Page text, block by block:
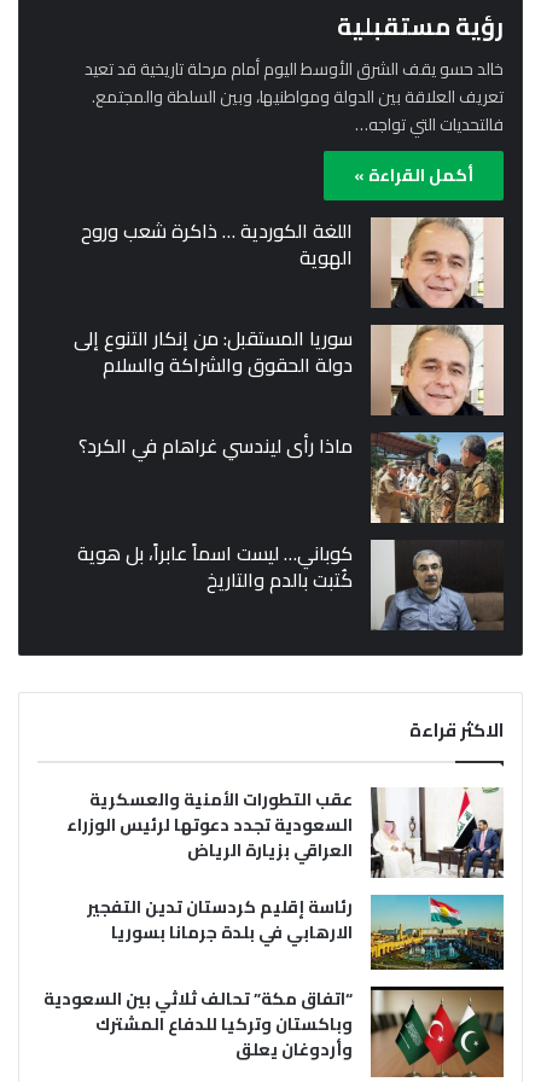
رؤية مستقبلية
خالد حسو يقف الشرق الأوسط اليوم أمام مرحلة تاريخية قد تعيد
تعريف العلاقة بين الدولة ومواطنيها، وبين السلطة والمجتمع.
فالتحديات التي تواجه…
أكمل القراءة »
اللغة الكوردية … ذاكرة شعب وروح
الهوية
سوريا المستقبل: من إنكار التنوع إلى
دولة الحقوق والشراكة والسلام
ماذا رأى ليندسي غراهام في الكرد؟
كوباني… ليست اسماً عابراً، بل هوية
كُتبت بالدم والتاريخ
الاكثر قراءة
عقب التطورات الأمنية والعسكرية
السعودية تجدد دعوتها لرئيس الوزراء
العراقي بزيارة الرياض
رئاسة إقليم كردستان تدين التفجير
الارهابي في بلدة جرمانا بسوريا
“اتفاق مكة” تحالف ثلاثي بين السعودية
وباكستان وتركيا للدفاع المشترك
وأردوغان يعلق